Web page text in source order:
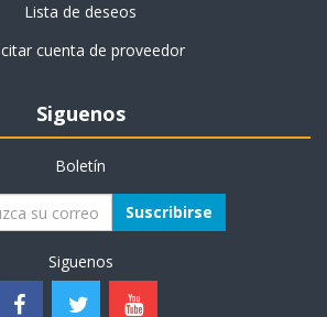
Lista de deseos
cuenta de proveedor
Siguenos
Boletín
Suscribirse
Siguenos